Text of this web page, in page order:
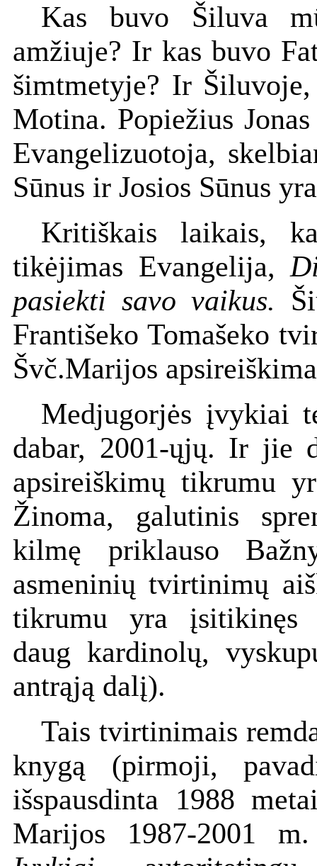
Kas buvo Šiluva
amžiuje? Ir kas buvo
šimtmetyje? Ir
Motina. Popiežius
Evangelizuotoja,
Sūnus ir Josios Sūnus
Kritiškais laikais,
tikėjimas Evangelija,
pasiekti savo vaikus.
Františeko Tomašeko
Švč.Marijos
Medjugorjės įvykiai
dabar, 2001-ųjų. Ir jie
apsireiškimų tikrumu
Žinoma, galutinis
kilmę priklauso
asmeninių tvirtinimų
tikrumu yra įsitikinęs
daug kardinolų,
antrąją dalį).
Tais tvirtinimais
knygą (pirmoji,
išspausdinta 1988
Marijos 1987-2001